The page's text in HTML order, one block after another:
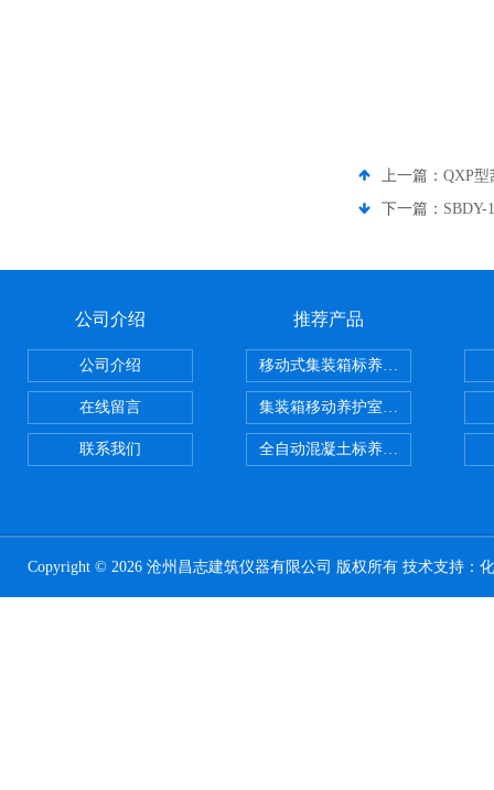
上一篇： QXP
下一篇：
公司介绍
公司介绍
在线留言
联系我们
推荐产品
移动式集装箱标养室 养护室设备
集装箱移动养护室 标养室
全自动混凝土标养室恒温恒湿设备
Copyright © 2026 沧州昌志建筑仪器有限公司 版权所有 技术支持：